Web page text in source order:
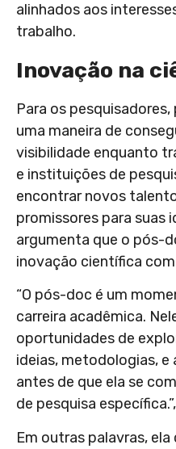
alinhados aos
trabalho.
Inovação na
Para os
uma maneira de
visibilidade enquanto
e instituições de
encontrar novos
promissores para suas
argumenta que o pós-
inovação científica
“O pós-doc é um
carreira acadêmica.
oportunidades de
ideias, metodologias, e
antes de que ela se
de pesquisa
Em outras palavras,